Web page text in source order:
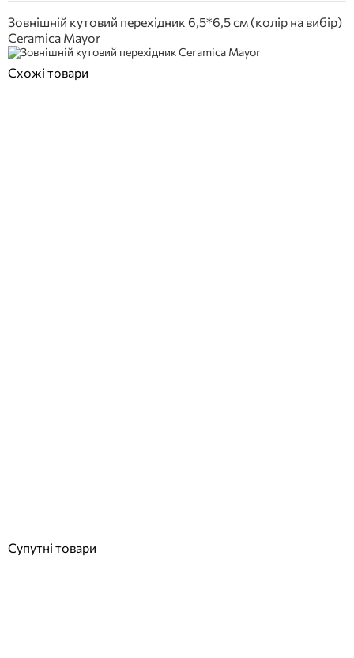
Зовнішній кутовий перехідник 6,5*6,5 см (колір на вибір)
Ceramica Mayor
Схожі товари
Супутні товари